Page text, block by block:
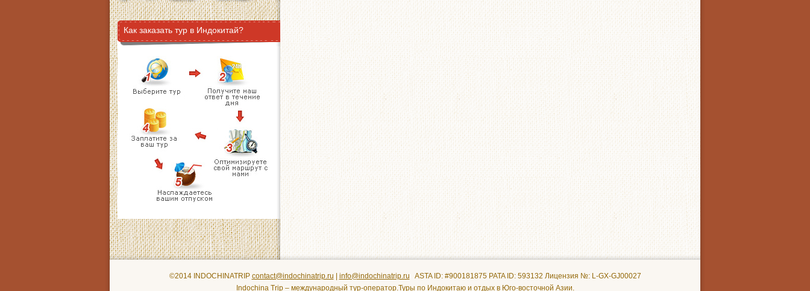
Как заказать тур в Индокитай?
©2014 INDOCHINATRIP contact@indochinatrip.ru info@indochinatrip.ru ASTA ID: #900181875 PATA ID: 593132 Лицензия №: L-GX-GJ00027
Indochina Trip – международный тур-оператор.Туры по Индокитаю и отдых в Юго-восточной Азии.